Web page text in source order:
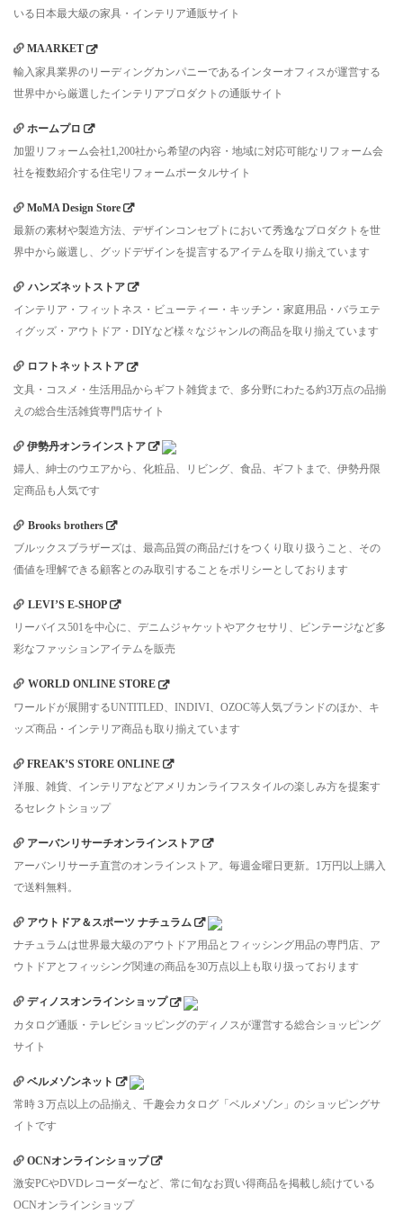
いる日本最大級の家具・インテリア通販サイト
MAARKET
輸入家具業界のリーディングカンパニーであるインターオフィスが運営する
世界中から厳選したインテリアプロダクトの通販サイト
ホームプロ
加盟リフォーム会社1,200社から希望の内容・地域に対応可能なリフォーム会
社を複数紹介する住宅リフォームポータルサイト
MoMA Design Store
最新の素材や製造方法、デザインコンセプトにおいて秀逸なプロダクトを世
界中から厳選し、グッドデザインを提言するアイテムを取り揃えています
ハンズネットストア
インテリア・フィットネス・ビューティー・キッチン・家庭用品・バラエテ
ィグッズ・アウトドア・DIYなど様々なジャンルの商品を取り揃えています
ロフトネットストア
文具・コスメ・生活用品からギフト雑貨まで、多分野にわたる約3万点の品揃
えの総合生活雑貨専門店サイト
伊勢丹オンラインストア
婦人、紳士のウエアから、化粧品、リビング、食品、ギフトまで、伊勢丹限
定商品も人気です
Brooks brothers
ブルックスブラザーズは、最高品質の商品だけをつくり取り扱うこと、その
価値を理解できる顧客とのみ取引することをポリシーとしております
LEVI’S E-SHOP
リーバイス501を中心に、デニムジャケットやアクセサリ、ビンテージなど多
彩なファッションアイテムを販売
WORLD ONLINE STORE
ワールドが展開するUNTITLED、INDIVI、OZOC等人気ブランドのほか、キ
ッズ商品・インテリア商品も取り揃えています
FREAK’S STORE ONLINE
洋服、雑貨、インテリアなどアメリカンライフスタイルの楽しみ方を提案す
るセレクトショップ
アーバンリサーチオンラインストア
アーバンリサーチ直営のオンラインストア。毎週金曜日更新。1万円以上購入
で送料無料。
アウトドア＆スポーツ ナチュラム
ナチュラムは世界最大級のアウトドア用品とフィッシング用品の専門店、ア
ウトドアとフィッシング関連の商品を30万点以上も取り扱っております
ディノスオンラインショップ
カタログ通販・テレビショッピングのディノスが運営する総合ショッピング
サイト
ベルメゾンネット
常時３万点以上の品揃え、千趣会カタログ「ベルメゾン」のショッピングサ
イトです
OCNオンラインショップ
激安PCやDVDレコーダーなど、常に旬なお買い得商品を掲載し続けている
OCNオンラインショップ